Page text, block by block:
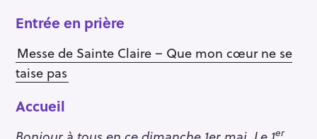
Entrée en prière
Messe de Sainte Claire – Que mon cœur ne se
taise pas
Accueil
er